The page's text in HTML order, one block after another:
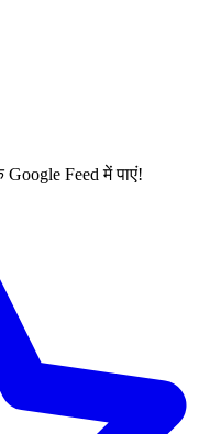
Google Feed में पाएं!